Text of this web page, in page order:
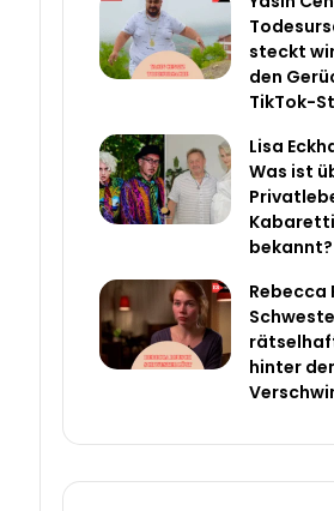
steckt
den
TikTok-
Lisa
Was ist
bekannt?
Rebecca
hinter